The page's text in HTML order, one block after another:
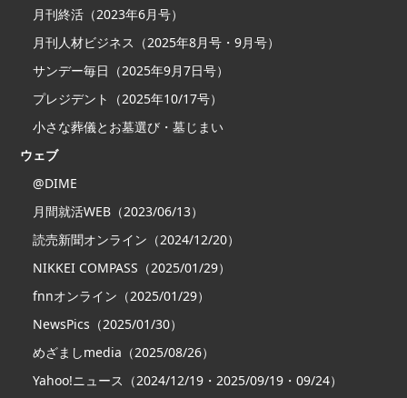
月刊終活（2023年6月号）
月刊人材ビジネス（2025年8月号・9月号）
サンデー毎日（2025年9月7日号）
プレジデント（2025年10/17号）
小さな葬儀とお墓選び・墓じまい
ウェブ
@DIME
月間就活WEB（2023/06/13）
読売新聞オンライン（2024/12/20）
NIKKEI COMPASS（2025/01/29）
fnnオンライン（2025/01/29）
NewsPics（2025/01/30）
めざましmedia（2025/08/26）
Yahoo!ニュース（2024/12/19・2025/09/19・09/24）